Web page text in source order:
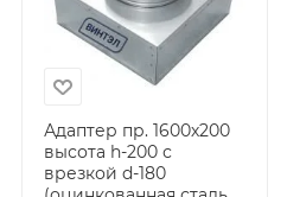
Адаптер пр. 1600х200
высота h-200 с
врезкой d-180